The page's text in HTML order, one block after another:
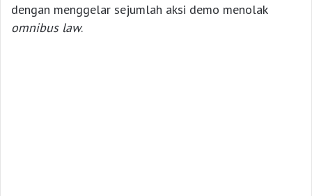
dengan menggelar sejumlah aksi demo menolak
omnibus law.